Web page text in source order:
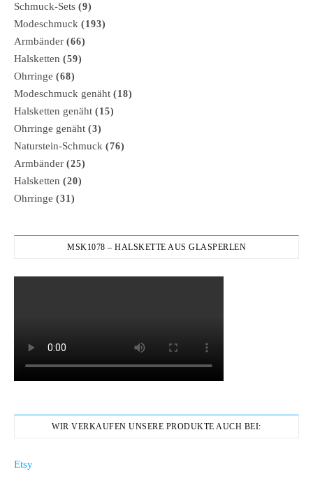
Schmuck-Sets (9)
Modeschmuck (193)
Armbänder (66)
Halsketten (59)
Ohrringe (68)
Modeschmuck genäht (18)
Halsketten genäht (15)
Ohrringe genäht (3)
Naturstein-Schmuck (76)
Armbänder (25)
Halsketten (20)
Ohrringe (31)
MSK1078 – HALSKETTE AUS GLASPERLEN
WIR VERKAUFEN UNSERE PRODUKTE AUCH BEI:
Etsy